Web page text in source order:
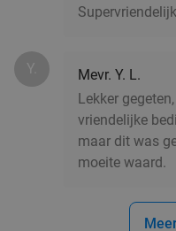
Y.
Mevr. Y. L.
Lekker
vriendelijke
maar dit was
moeite waard.